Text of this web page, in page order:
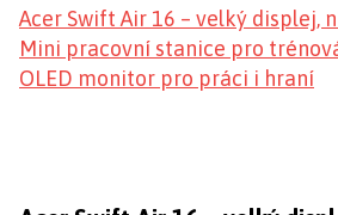
Acer Swift Air 16 – velký displej,
Mini pracovní stanice pro
OLED monitor pro práci i hraní